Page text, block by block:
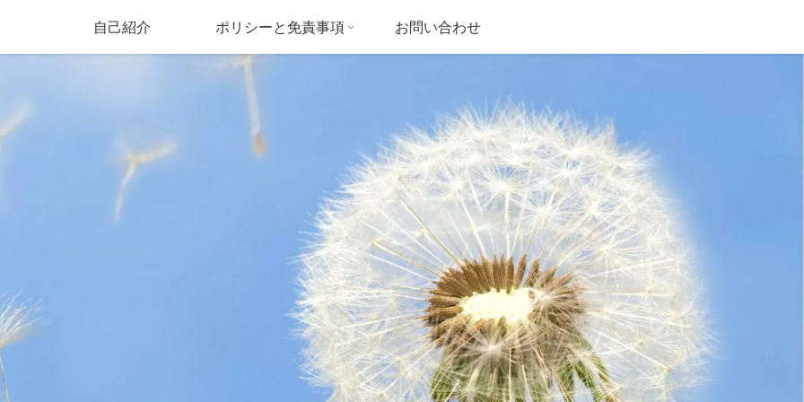
自己紹介 ポリシーと免責事項 お問い合わせ